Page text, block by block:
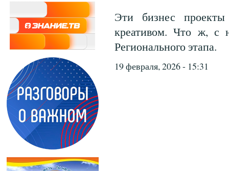
Эти бизнес проекты
креативом. Что ж, с
Регионального этапа.
19 февраля, 2026 - 15:31